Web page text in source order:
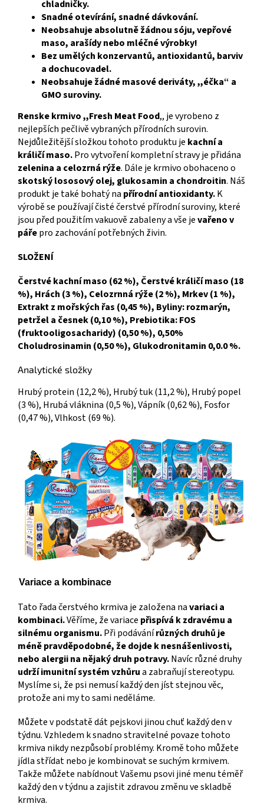
chladničky.
Snadné otevírání, snadné dávkování.
Neobsahuje absolutně žádnou sóju, vepřové
maso, arašídy nebo mléčné výrobky!
Bez umělých konzervantů, antioxidantů, barviv
a dochucovadel.
Neobsahuje žádné masové deriváty, ,,éčka“ a
GMO suroviny.
Renske krmivo ,,Fresh Meat Food,, je vyrobeno z
nejlepších pečlivě vybraných přírodních surovin.
Nejdůležitější složkou tohoto produktu je kachní a
králičí maso.Pro vytvoření kompletní stravy je přidána
zelenina a celozrná rýže. Dále je krmivo obohaceno o
skotský lososovýolej, glukosamin a chondroitin. Náš
produkt je také bohatý na přírodní antioxidanty.K
výrobě se používají čisté čerstvé přírodní suroviny, které
jsou před použitím vakuově zabaleny a vše jevařeno v
pářepro zachování potřebných živin.
SLOŽENÍ
Čerstvé kachní maso (62 %), Čerstvé králičí maso (18
%), Hrách (3 %), Celozrnná rýže (2 %), Mrkev (1 %),
Extrakt z mořských řas (0,45 %), Byliny: rozmarýn,
petržel a česnek (0,10 %), Prebiotika: FOS
(fruktooligosacharidy) (0,50 %), 0,50%
Choludrosinamin (0,50 %), Glukodronitamin 0,0.0 %.
Analytické složky
Hrubý protein (12,2 %), Hrubý tuk (11,2 %), Hrubý popel
(3 %), Hrubá vláknina (0,5 %), Vápník (0,62 %), Fosfor
(0,47 %), Vlhkost (69 %).
Variace a kombinace
Tato řada čerstvého krmiva je založena navariaci a
kombinaci.Věříme, že variace přispívá k zdravému a
silnému organismu.Při podávánírůzných druhů je
méně pravděpodobné, že dojde k nesnášenlivosti,
nebo alergii na nějaký druh potravy.Navíc různé druhy
udrží imunitní systém vzhůrua zabraňují stereotypu.
Myslíme si, že psi nemusí každý den jíst stejnou věc,
protože ani my to sami neděláme.
Můžete v podstatě dát pejskovi jinou chuť každý den v
týdnu. Vzhledem k snadno stravitelné povaze tohoto
krmiva nikdy nezpůsobí problémy. Kromě toho můžete
jídla střídat nebo je kombinovat se suchým krmivem.
Takže můžete nabídnout Vašemu psovi jiné menu téměř
každý den v týdnu a zajistit zdravou změnu ve skladbě
krmiva.